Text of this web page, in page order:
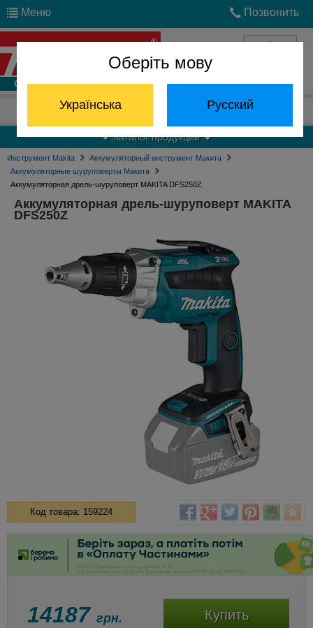
Оберіть мову
Українська Русский
Меню Позвонить
Войти
Отдел запчастей: (068) 824-24-24
Каталог продукции
Инструмент Makita
Аккумуляторный инструмент Макита
Аккумуляторные шуруповерты Макита
Аккумуляторная дрель-шуруповерт MAKITA DFS250Z
Аккумуляторная дрель-шуруповерт MAKITA
DFS250Z
Код товара: 159224
14187 грн. Купить